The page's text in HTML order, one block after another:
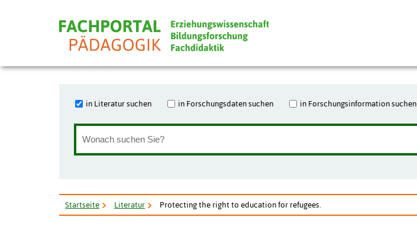
in Literatur suchen in Forschungsdaten suchen in Forschungsinformation suchen
Startseite Literatur Protecting the right to education for refugees.